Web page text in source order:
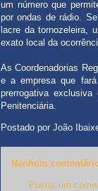
um número que
por ondas de rádio.
lacre da tornozeleira,
exato local da
As Coordenadorias
e a empresa que
prerrogativa
Penitenciária.
Postado por João
Nenhum
Postar um